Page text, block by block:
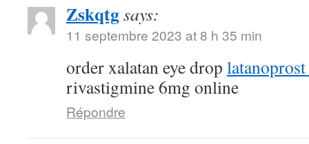
Zskqtgsays:
11 septembre 2023 at 8 h 35 min
order xalatan eye drop
rivastigmine 6mg online
Répondre